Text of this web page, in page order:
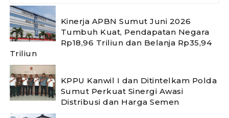
Kinerja APBN Sumut Juni 2026
Tumbuh Kuat, Pendapatan Negara
Rp18,96 Triliun dan Belanja Rp35,94
Triliun
KPPU Kanwil I dan Ditintelkam Polda
Sumut Perkuat Sinergi Awasi
Distribusi dan Harga Semen